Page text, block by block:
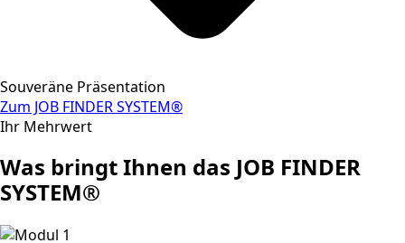
Souveräne Präsentation
Zum JOB FINDER SYSTEM®
Ihr Mehrwert
Was bringt Ihnen das JOB FINDER
SYSTEM®